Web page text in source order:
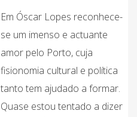
Em Óscar Lopes reconhece-
se um imenso e actuante
amor pelo Porto, cuja
fisionomia cultural e política
tanto tem ajudado a formar.
Quase estou tentado a dizer